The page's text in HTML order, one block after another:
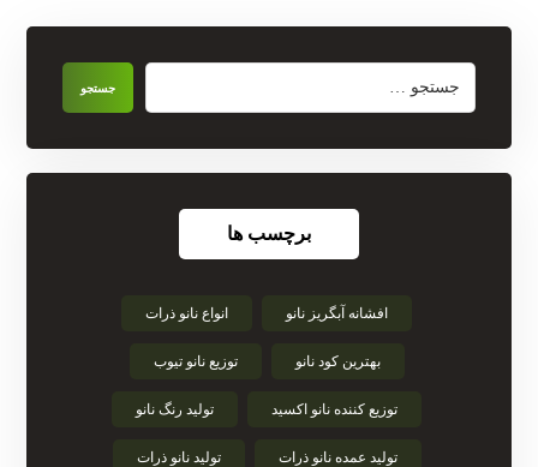
برچسب ها
افشانه آبگریز نانو انواع نانو ذرات
بهترین کود نانو توزیع نانو تیوب
توزیع کننده نانو اکسید تولید رنگ نانو
تولید عمده نانو ذرات تولید نانو ذرات